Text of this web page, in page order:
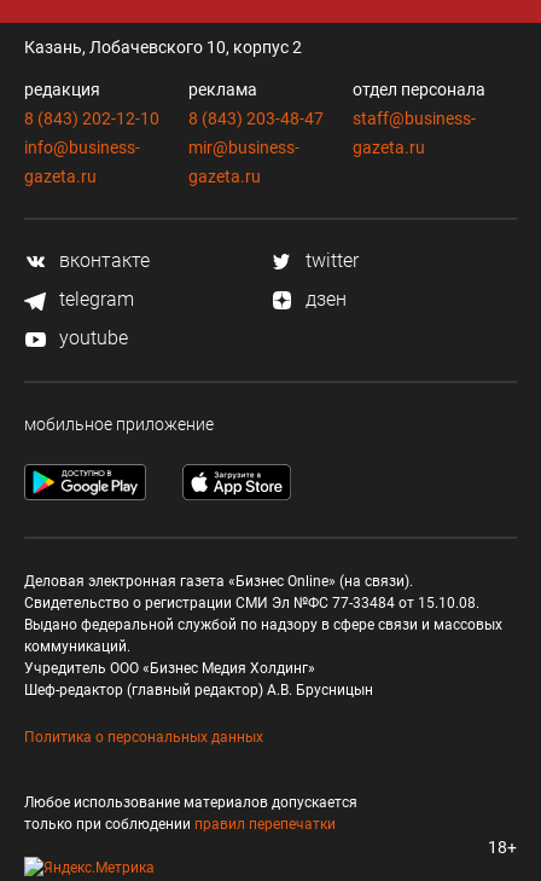
Казань, Лобачевского 10, корпус 2
редакция
8 (843) 202-12-10
info@business-
gazeta.ru
реклама
8 (843) 203-48-47
mir@business-
gazeta.ru
отдел персонала
staff@business-
gazeta.ru
вконтакте
twitter
telegram
дзен
youtube
мобильное приложение
Деловая электронная газета «Бизнес Online» (на связи).
Свидетельство о регистрации СМИ Эл №ФС 77-33484 от 15.10.08.
Выдано федеральной службой по надзору в сфере связи и массовых
коммуникаций.
Учредитель ООО «Бизнес Медия Холдинг»
Шеф-редактор (главный редактор) А.В. Брусницын
Политика о персональных данных
Любое использование материалов допускается
только при соблюдении правил перепечатки
18+